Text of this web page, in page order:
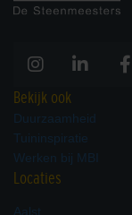
Bekijk ook
Duurzaamheid
Tuininspiratie
Werken bij MBI
Locaties
Aalst